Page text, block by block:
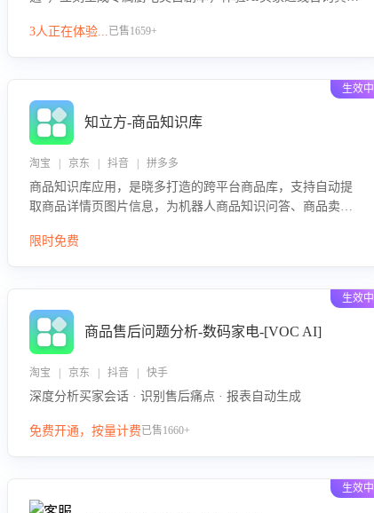
景应对技巧！
3人正在体验...已售1659+
生效中
知立方-商品知识库
淘宝 | 京东 | 抖音 | 拼多多
商品知识库应用，是晓多打造的跨平台商品库，支持自动提
取商品详情页图片信息，为机器人商品知识问答、商品卖点
限时免费
生效中
商品售后问题分析-数码家电-[VOC AI]
淘宝 | 京东 | 抖音 | 快手
深度分析买家会话 · 识别售后痛点 · 报表自动生成
免费开通，按量计费已售1660+
生效中